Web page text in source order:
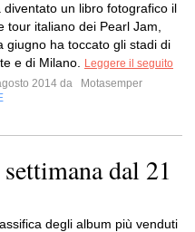
diventato un libro fotografico il
tour italiano dei Pearl Jam,
giugno ha toccato gli stadi di
e di Milano.
Leggere il seguito
2014 da
Motasemper
dal 21
degli album più venduti